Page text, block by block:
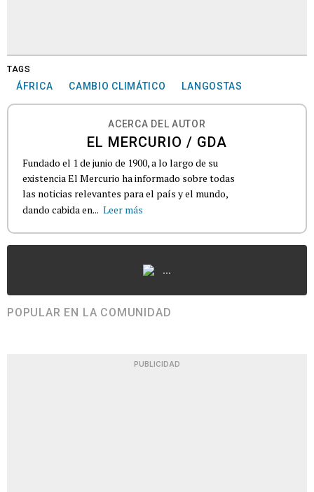
TAGS
ÁFRICA CAMBIO CLIMÁTICO LANGOSTAS
ACERCA DEL AUTOR
EL MERCURIO / GDA
Fundado el 1 de junio de 1900, a lo largo de su
existencia El Mercurio ha informado sobre todas
las noticias relevantes para el país y el mundo,
dando cabida en... Leer más
...
POPULAR EN LA COMUNIDAD
PUBLICIDAD